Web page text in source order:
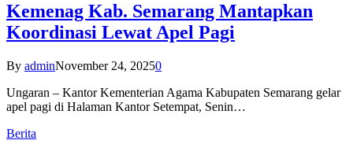
Kemenag Kab. Semarang Mantapkan
Koordinasi Lewat Apel Pagi
By adminNovember 24, 20250
Ungaran – Kantor Kementerian Agama Kabupaten Semarang gelar
apel pagi di Halaman Kantor Setempat, Senin…
Berita